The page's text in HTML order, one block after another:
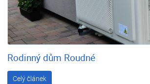
Rodinný dům Roudné
Celý článek